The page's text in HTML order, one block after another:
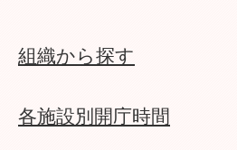
組織から探す
各施設別開庁時間